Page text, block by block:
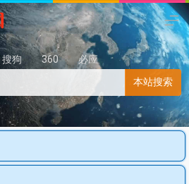
搜狗 360
必应
本站搜索